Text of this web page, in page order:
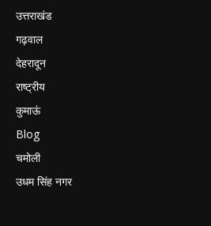
उत्तराखंड
गढ़वाल
देहरादून
राष्ट्रीय
कुमाऊं
Blog
चमोली
उधम सिंह नगर